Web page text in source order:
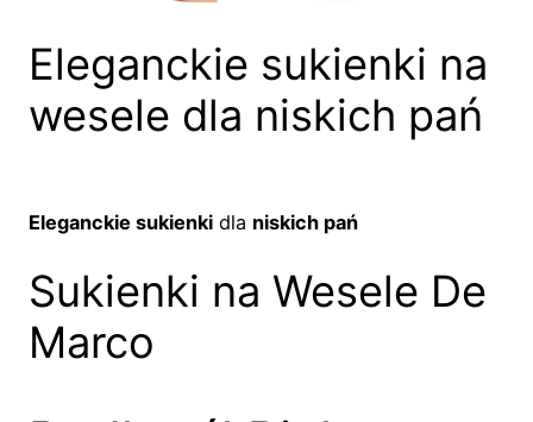
Eleganckie sukienki na
wesele dla niskich pań
Eleganckie sukienki dla niskich pań
Sukienki na Wesele De
Marco